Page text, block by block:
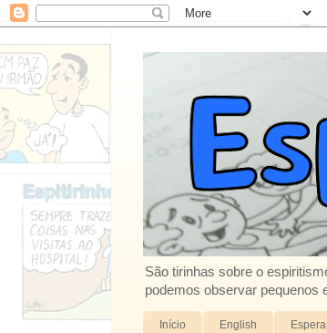
São tirinhas sobre o
podemos observar pequenos
Início English